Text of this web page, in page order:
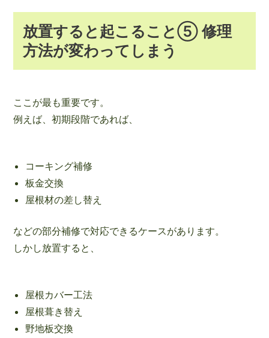
放置すると起こること⑤ 修理
方法が変わってしまう
ここが最も重要です。
例えば、初期段階であれば、
コーキング補修
板金交換
屋根材の差し替え
などの部分補修で対応できるケースがあります。
しかし放置すると、
屋根カバー工法
屋根葺き替え
野地板交換